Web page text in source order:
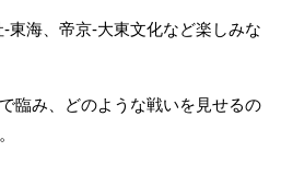
東海、帝京-大東文化など楽しみな
臨み、どのような戦いを見せるの